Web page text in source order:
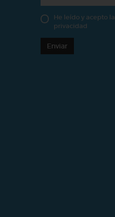
He leído y acepto la
privacidad
Enviar